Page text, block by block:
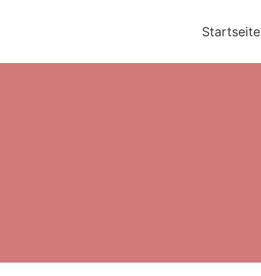
Startseite